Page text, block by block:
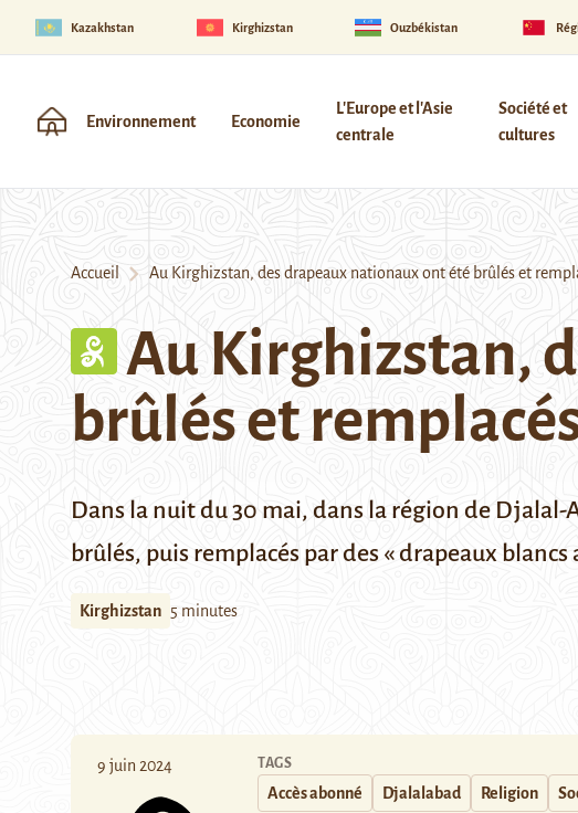
Kazakhstan Kirghizstan Ouzbékistan
Environnement Economie
L'Europe et l'Asie
centrale
Société et
cultures
Accueil Au Kirghizstan, des drapeaux nationaux ont été brûlés et
Au Kirghizstan,
brûlés et
Dans la nuit du 30 mai, dans la région de
brûlés, puis remplacés par des « drapeaux
Kirghizstan 5 minutes
9 juin 2024 TAGS
Accès abonné Djalalabad Religion